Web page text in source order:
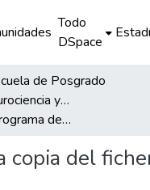
Todo
DSpace
de Posgrado
Maestría en Neurociencia y Educación
Efectos de un programa de Mindfulness (conciencia plena) en la autoeficacia de docentes de una universidad privada de Lima Metropolitana
copia del